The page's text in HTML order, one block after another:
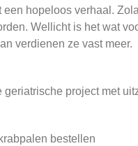
hopeloos verhaal.
Wellicht is het wat
verdienen ze vast meer.
project met
bestellen